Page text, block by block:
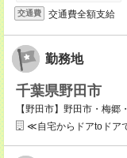
交通費 交通費全額支給
勤務地
千葉県野田市
【野田市】野田市・梅郷
≪自宅からドアtoドア